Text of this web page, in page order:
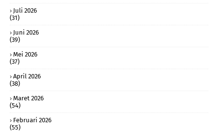
Juli 2026
(31)
Juni 2026
(39)
Mei 2026
(37)
April 2026
(38)
Maret 2026
(54)
Februari 2026
(55)